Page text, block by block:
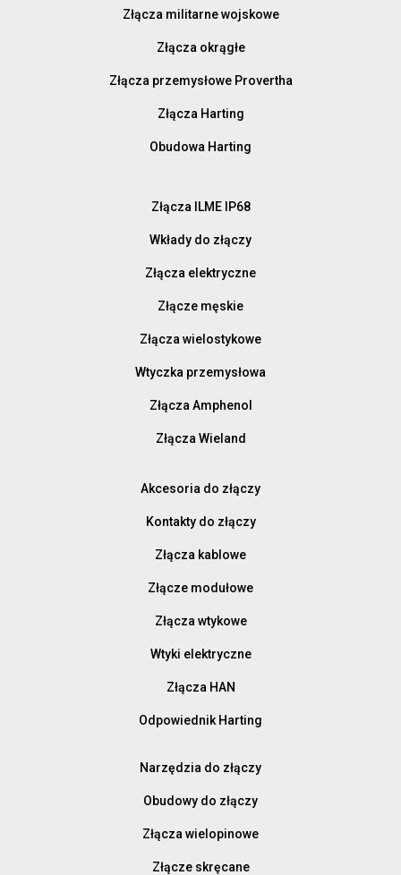
Złącza militarne wojskowe
Złącza okrągłe
Złącza przemysłowe Provertha
Złącza Harting
Obudowa Harting
Złącza ILME IP68
Wkłady do złączy
Złącza elektryczne
Złącze męskie
Złącza wielostykowe
Wtyczka przemysłowa
Złącza Amphenol
Złącza Wieland
Akcesoria do złączy
Kontakty do złączy
Złącza kablowe
Złącze modułowe
Złącza wtykowe
Wtyki elektryczne
Złącza HAN
Odpowiednik Harting
Narzędzia do złączy
Obudowy do złączy
Złącza wielopinowe
Złącze skręcane